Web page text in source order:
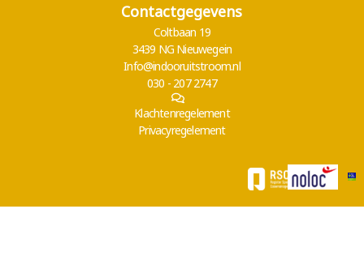
Contactgegevens
Coltbaan 19
3439 NG Nieuwegein
Info@indooruitstroom.nl
030 - 207 2747
Klachtenregelement
Privacyregelement